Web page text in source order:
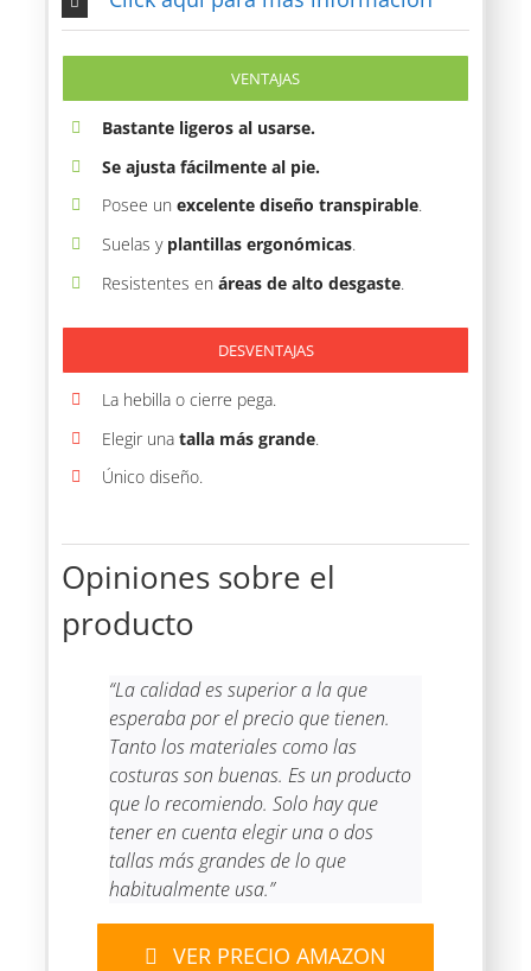
VENTAJAS
Bastante ligeros al usarse.
Se ajusta fácilmente al pie.
Posee un excelente diseño transpirable.
Suelas y plantillas ergonómicas.
Resistentes en áreas de alto desgaste.
DESVENTAJAS
La hebilla o cierre pega.
Elegir una talla más grande.
Único diseño.
Opiniones sobre el
producto
“La calidad es superior a la que
esperaba por el precio que tienen.
Tanto los materiales como las
costuras son buenas. Es un producto
que lo recomiendo. Solo hay que
tener en cuenta elegir una o dos
tallas más grandes de lo que
habitualmente usa.”
VER PRECIO AMAZON